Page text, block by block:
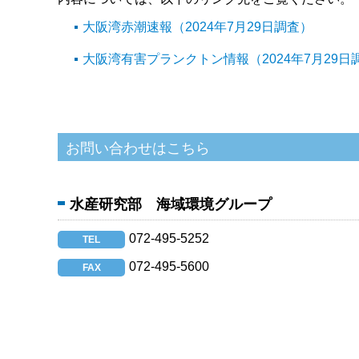
大阪湾赤潮速報（2024年7月29日調査）
大阪湾有害プランクトン情報（2024年7月29日
水産研究部 海域環境グループ
TEL 072-495-5252
FAX 072-495-5600